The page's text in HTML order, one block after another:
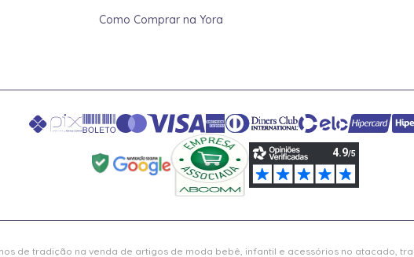
Como Comprar na Yora
de tradição na venda de artigos de moda bebê, infantil e acessórios no atacado,